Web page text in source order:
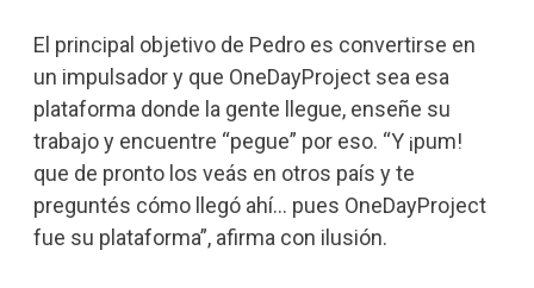
El principal objetivo de Pedro es convertirse en
un impulsador y que OneDayProject sea esa
plataforma donde la gente llegue, enseñe su
trabajo y encuentre “pegue” por eso. “Y ¡pum!
que de pronto los veás en otros país y te
preguntés cómo llegó ahí… pues OneDayProject
fue su plataforma”, afirma con ilusión.